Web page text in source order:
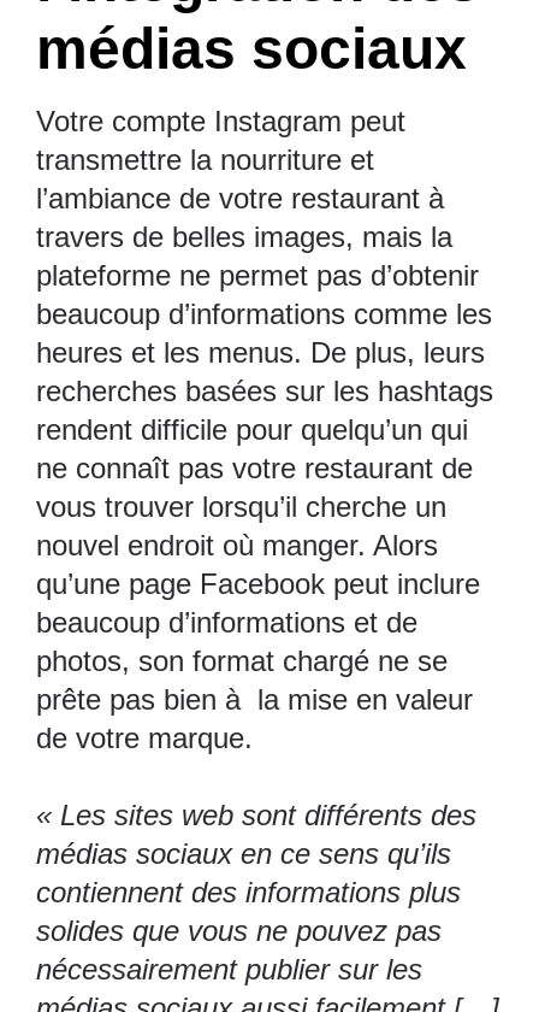
médias sociaux
Votre compte Instagram peut
transmettre la nourriture et
l’ambiance de votre restaurant à
travers de belles images, mais la
plateforme ne permet pas d’obtenir
beaucoup d’informations comme les
heures et les menus. De plus, leurs
recherches basées sur les hashtags
rendent difficile pour quelqu’un qui
ne connaît pas votre restaurant de
vous trouver lorsqu’il cherche un
nouvel endroit où manger. Alors
qu’une page Facebook peut inclure
beaucoup d’informations et de
photos, son format chargé ne se
prête pas bien à la mise en valeur
de votre marque.
« Les sites web sont différents des
médias sociaux en ce sens qu’ils
contiennent des informations plus
solides que vous ne pouvez pas
nécessairement publier sur les